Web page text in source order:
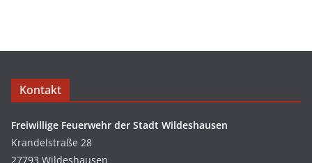
Kontakt
Freiwillige Feuerwehr der Stadt Wildeshausen
Krandelstraße 28
27793 Wildeshausen